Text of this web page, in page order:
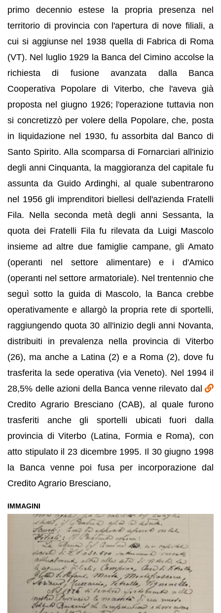
primo decennio estese la propria presenza nel
territorio di provincia con l'apertura di nove filiali, a
cui si aggiunse nel 1938 quella di Fabrica di Roma
(VT). Nel luglio 1929 la Banca del Cimino accolse la
richiesta di fusione avanzata dalla Banca
Cooperativa Popolare di Viterbo, che l'aveva già
proposta nel giugno 1926; l'operazione tuttavia non
si concretizzò per volere della Popolare, che, posta
in liquidazione nel 1930, fu assorbita dal Banco di
Santo Spirito. Alla scomparsa di Fornarciari all'inizio
degli anni Cinquanta, la maggioranza del capitale fu
assunta da Guido Ardinghi, al quale subentrarono
nel 1956 gli imprenditori biellesi dell'azienda Fratelli
Fila. Nella seconda metà degli anni Sessanta, la
quota dei Fratelli Fila fu rilevata da Luigi Mascolo
insieme ad altre due famiglie campane, gli Amato
(operanti nel settore alimentare) e i d'Amico
(operanti nel settore armatoriale). Nel trentennio che
seguì sotto la guida di Mascolo, la Banca crebbe
operativamente e allargò la propria rete di sportelli,
raggiungendo quota 30 all'inizio degli anni Novanta,
distribuiti in prevalenza nella provincia di Viterbo
(26), ma anche a Latina (2) e a Roma (2), dove fu
trasferita la sede operativa (via Veneto). Nel 1994 il
28,5% delle azioni della Banca venne rilevato dal
Credito Agrario Bresciano (CAB), al quale furono
trasferiti anche gli sportelli ubicati fuori dalla
provincia di Viterbo (Latina, Formia e Roma), con
atto stipulato il 23 dicembre 1995. Il 30 giugno 1998
la Banca venne poi fusa per incorporazione dal
Credito Agrario Bresciano,
IMMAGINI